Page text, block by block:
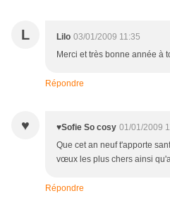
L Lilo 03/01/2009 11:35
Merci et très bonne année à
Répondre
♥ ♥Sofie So cosy 01/01/2009
Que cet an neuf t'apporte
vœux les plus chers ainsi
Répondre